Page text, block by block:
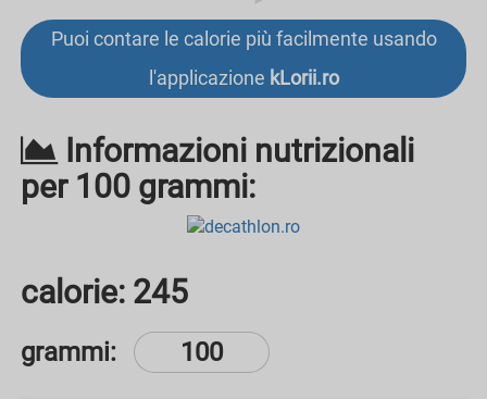
Puoi contare le calorie più facilmente usando
l'applicazione kLorii.ro
Informazioni nutrizionali
per 100 grammi:
calorie: 245
grammi: